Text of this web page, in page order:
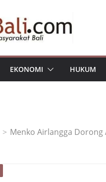
EKONOMI HUKUM
Menko Airlangga